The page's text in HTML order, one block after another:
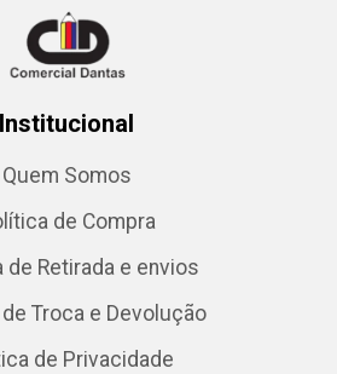
Institucional
Quem Somos
de Compra
de Retirada e envios
Troca e Devolução
de Privacidade